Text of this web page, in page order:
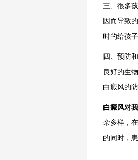
三、很多
因而导致
时的给孩
四、预防
良好的生
白癜风的
白癜风对
杂多样，
的同时，